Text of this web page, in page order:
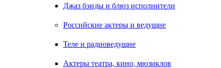
Джаз бэнды и блюз исполнители
Российские актеры и ведущие
Теле и радиоведущие
Актеры театра, кино, мюзиклов